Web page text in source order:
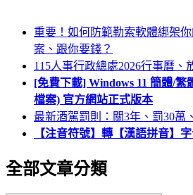
重要！如何防範勒索軟體綁架
案、跟你要錢？
115人事行政總處2026行事曆、
[免費下載] Windows 11 簡體/繁
檔案) 官方網站正式版本
最新酒駕罰則：關3年、罰30萬
【注音符號】轉【漢語拼音】
全部文章分類